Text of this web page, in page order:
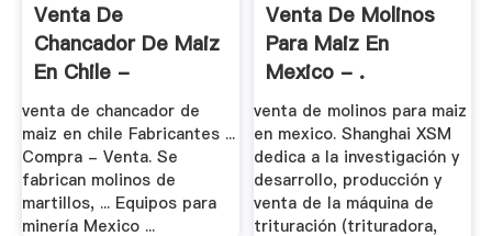
Venta De
Chancador De Maiz
En Chile -
Trituradora .
venta de chancador de
maiz en chile Fabricantes ...
Compra - Venta. Se
fabrican molinos de
martillos, ... Equipos para
minería Mexico ...
Venta De Molinos
Para Maiz En
Mexico - .
venta de molinos para maiz
en mexico. Shanghai XSM
dedica a la investigación y
desarrollo, producción y
venta de la máquina de
trituración (trituradora,